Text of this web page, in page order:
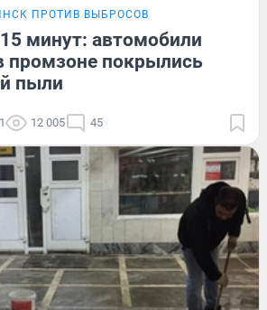
ПРОТИВ ВЫБРОСОВ
минут: автомобили
промзоне покрылись
пыли
12 005 45